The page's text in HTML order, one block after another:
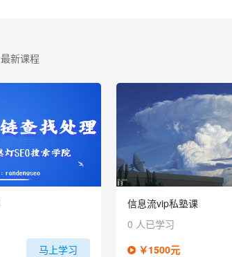
最新课程
马上学习
信息流vip私塾课
0 人已学习
￥1500元